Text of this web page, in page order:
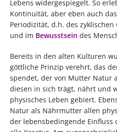
Lebens widergespiegelt. So
Kontinuität, aber eben auch
Periodizität, d.h. des
und im Bewusstsein des
Bereits in den alten Kulturen
göttliche Prinzip verehrt, das
spendet, der von Mutter Natur
diesen in sich trägt, nährt und
physisches Leben gebiert.
Natur als Nährmutter allen
der lebensbedingende Einfluss